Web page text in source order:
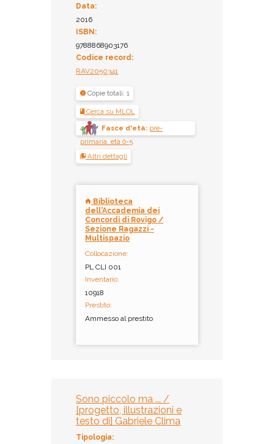
Data:
2016
ISBN:
9788868903176
Codice record:
RAV2050341
Copie totali: 1
Cerca su MLOL
Fasce d'età: pre-
primaria, età 0-5
Altri dettagli
Biblioteca
dell'Accademia dei
Concordi di Rovigo /
Sezione Ragazzi -
Multispazio
Collocazione:
PL CLI 001
Inventario:
10918
Prestito:
Ammesso al prestito
Sono piccolo ma ... /
[progetto, illustrazioni e
testo di] Gabriele Clima
Tipologia: